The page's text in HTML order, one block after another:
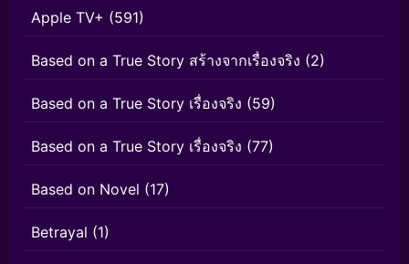
Apple TV+ (591)
Based on a True Story สร้างจากเรื่องจริง (2)
Based on a True Story เรื่องจริง (59)
Based on a True Story เรื่องจริง (77)
Based on Novel (17)
Betrayal (1)